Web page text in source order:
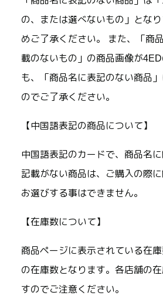
の、または選べないもの」とな
めご了承ください。 また、「商
載のないもの」の商品画像が
も、「商品名に表記のない商品
のでご了承ください。
【中国語表記の商品について】
中国語表記のカードで、商品名
記載がない商品は、ご購入の際
お選びする事はできません。
【在庫数について】
商品ページに表示されている在
の在庫数となります。各店舗の
すのでご注意ください。